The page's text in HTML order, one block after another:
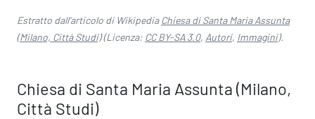
Estratto dall'articolo di WikipediaChiesa di Santa Maria Assunta
(Milano, Città Studi)(Licenza: CC BY-SA 3.0, Autori, Immagini).
Chiesa di Santa Maria Assunta (Milano,
Città Studi)